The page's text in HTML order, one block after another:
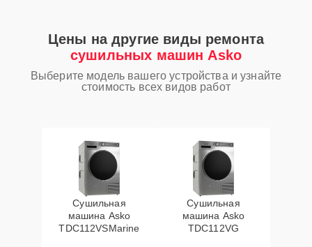
Цены на другие виды ремонта
сушильных машин Asko
Выберите модель вашего устройства и узнайте
стоимость всех видов работ
Сушильная
машина Asko
TDC112VSMarine
Сушильная
машина Asko
TDC112VG